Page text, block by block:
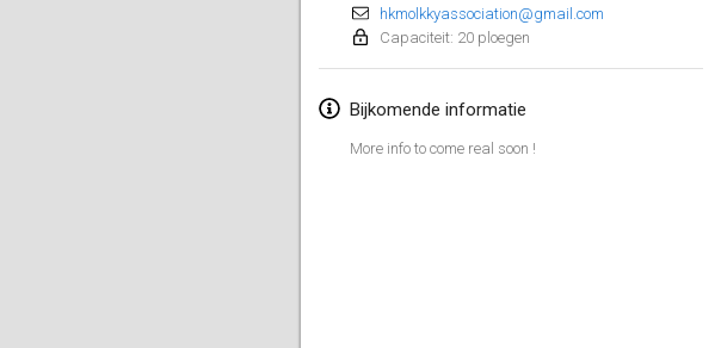
hkmolkkyassociation@gmail.com
Capaciteit: 20 ploegen
Bijkomende informatie
More info to come real soon !
Lumi Mölkky
9 feb. 2019|Finland
Tournoi de la St Valentin